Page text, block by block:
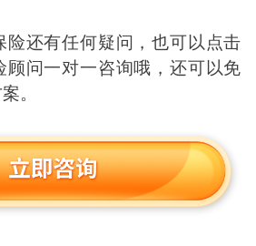
险还有任何疑问，也可以点击
顾问一对一咨询哦，还可以免
。